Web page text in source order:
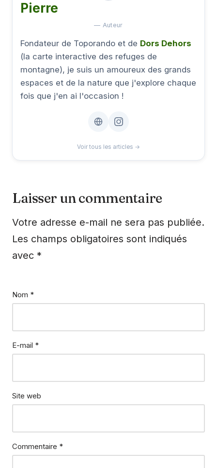
Pierre
— Auteur
Fondateur de Toporando et de Dors Dehors
(la carte interactive des refuges de
montagne), je suis un amoureux des grands
espaces et de la nature que j'explore chaque
fois que j'en ai l'occasion !
Voir tous les articles →
Laisser un commentaire
Votre adresse e-mail ne sera pas publiée.
Les champs obligatoires sont indiqués
avec *
Nom *
E-mail *
Site web
Commentaire *